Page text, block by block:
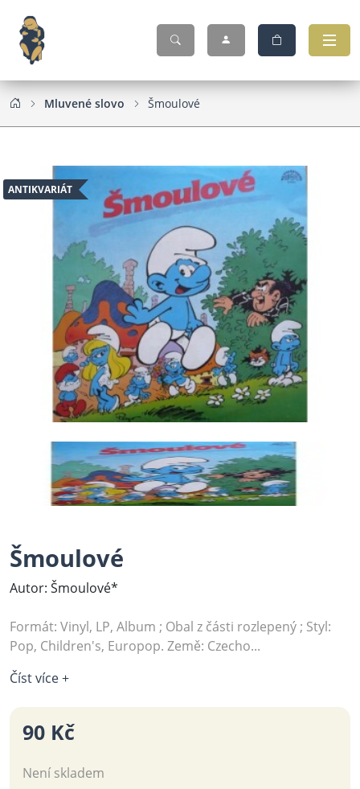
Mluvené slovo Šmoulové
ANTIKVARIÁT
Šmoulové
Autor: Šmoulové*
Formát: Vinyl, LP, Album ; Obal z části rozlepený ; Styl:
Pop, Children's, Europop. Země: Czecho...
Číst více +
90 Kč
Není skladem